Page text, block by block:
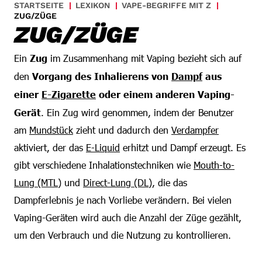
STARTSEITE LEXIKON
VAPE-BEGRIFFE MIT Z
ZUG/ZÜGE
ZUG/ZÜGE
Ein Zug im Zusammenhang mit Vaping bezieht sich auf
den Vorgang des Inhalierens von Dampfaus
einer E-Zigarette oder einem anderen Vaping-
Gerät. Ein Zug wird genommen, indem der Benutzer
am Mundstück zieht und dadurch den Verdampfer
aktiviert, der das E-Liquid erhitzt und Dampf erzeugt. Es
gibt verschiedene Inhalationstechniken wie Mouth-to-
Lung (MTL) und Direct-Lung (DL), die das
Dampferlebnis je nach Vorliebe verändern. Bei vielen
Vaping-Geräten wird auch die Anzahl der Züge gezählt,
um den Verbrauch und die Nutzung zu kontrollieren.